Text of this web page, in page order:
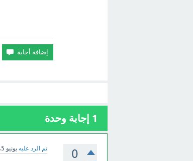
1 إجابة وحدة
0 تم الرد عليه يونيو 5، 2025